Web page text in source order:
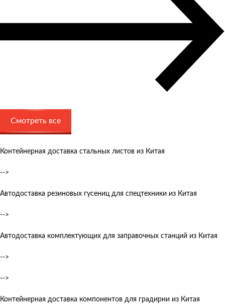
Смотреть все
Контейнерная доставка стальных листов из Китая
-->
Автодоставка резиновых гусениц для спецтехники из Китая
-->
Автодоставка комплектующих для заправочных станций из Китая
-->
-->
Контейнерная доставка компонентов для градирни из Китая